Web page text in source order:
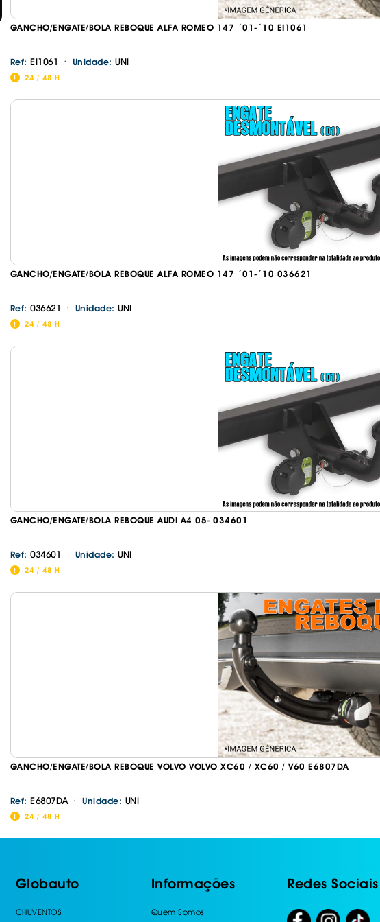
GANCHO/ENGATE/BOLA REBOQUE ALFA ROMEO 147 ´01-´10 EI1061
Ref: EI1061 · Unidade: UNI
24 / 48 H
GANCHO/ENGATE/BOLA REBOQUE ALFA ROMEO 147 ´01-´10 036621
Ref: 036621 · Unidade: UNI
24 / 48 H
GANCHO/ENGATE/BOLA REBOQUE AUDI A4 05- 034601
Ref: 034601 · Unidade: UNI
24 / 48 H
GANCHO/ENGATE/BOLA REBOQUE VOLVO VOLVO XC60 / XC60 / V60 E6807DA
Ref: E6807DA · Unidade: UNI
24 / 48 H
Ir para o carrinho
Globauto
CHUVENTOS
Informações
Quem Somos
Redes Sociais